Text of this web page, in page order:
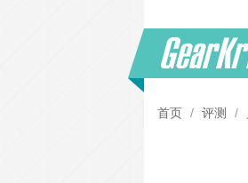
首页 / 评测 /